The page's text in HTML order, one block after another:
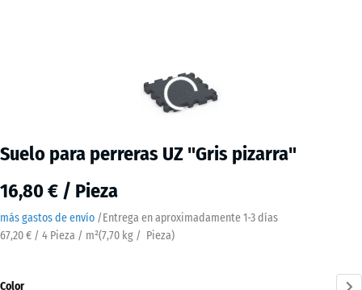
Suelo para perreras UZ "Gris pizarra"
16,80 € / Pieza
más gastos de envío /Entrega en aproximadamente1-3 días
67,20 € / 4 Pieza / m²(7,70 kg / Pieza)
Color